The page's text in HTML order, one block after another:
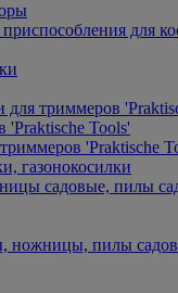
для
триммеров
'Praktische Tools'
'Praktische
газонокосилки
садовые, пилы
ножницы, пилы